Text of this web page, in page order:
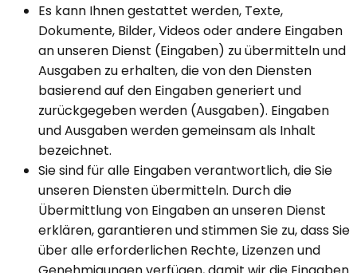
Es kann Ihnen gestattet werden, Texte,
Dokumente, Bilder, Videos oder andere Eingaben
an unseren Dienst (Eingaben) zu übermitteln und
Ausgaben zu erhalten, die von den Diensten
basierend auf den Eingaben generiert und
zurückgegeben werden (Ausgaben). Eingaben
und Ausgaben werden gemeinsam als Inhalt
bezeichnet.
Sie sind für alle Eingaben verantwortlich, die Sie
unseren Diensten übermitteln. Durch die
Übermittlung von Eingaben an unseren Dienst
erklären, garantieren und stimmen Sie zu, dass Sie
über alle erforderlichen Rechte, Lizenzen und